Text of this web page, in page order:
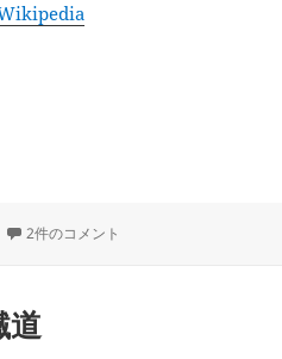
つつじが岡公園 への
2件のコメント
道